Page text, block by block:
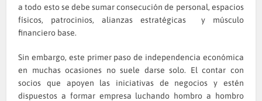
a todo esto se debe sumar consecución de personal, espacios
físicos, patrocinios, alianzas estratégicas y músculo
financiero base.
Sin embargo, este primer paso de independencia económica
en muchas ocasiones no suele darse solo. El contar con
socios que apoyen las iniciativas de negocios y estén
dispuestos a formar empresa luchando hombro a hombro